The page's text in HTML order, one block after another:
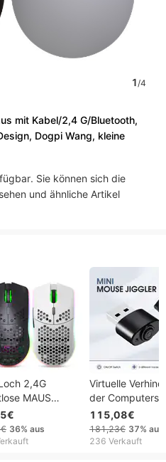
1/4
mit Kabel/2,4 G/Bluetooth,
Dogpi Wang, kleine
Sie können sich die
und ähnliche Artikel
2,4G
MAUS
Design Waben
6-
Maus
36% aus
Virtuelle
der
Ausschalten des
Bildschirms,
Ruhezustand
115,08€
181,23€ 37% aus
236 Verkauft